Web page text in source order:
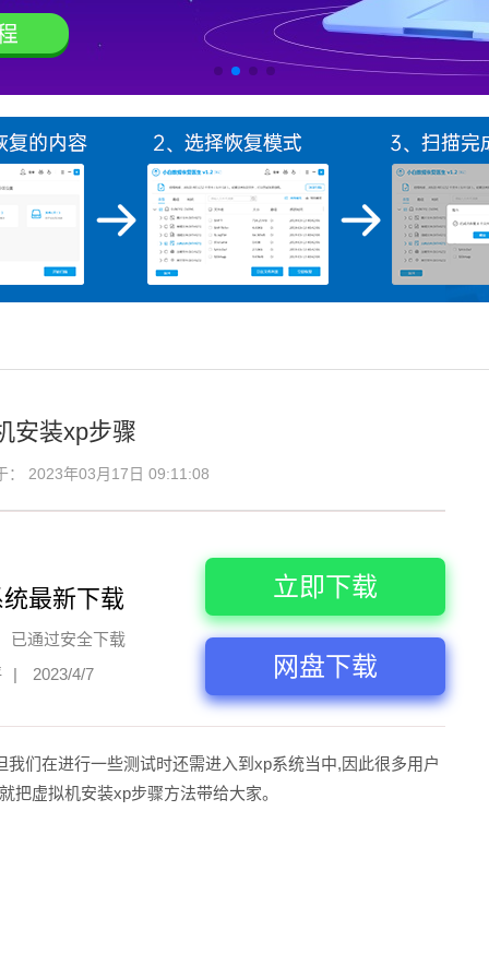
安装xp步骤
2023年03月17日 09:11:08
最新下载
已通过安全下载
| 2023/4/7
立即下载
网盘下载
们在进行一些测试时还需进入到xp系统当中,因此很多用户
把虚拟机安装xp步骤方法带给大家。